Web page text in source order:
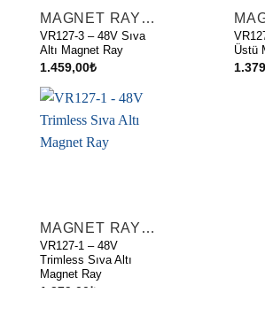
MAGNET RAYLAR
VR127-3 – 48V Sıva
Altı Magnet Ray
1.459,00₺
Üstü
MAGNET RAYLAR
VR127-1 – 48V
Trimless Sıva Altı
Magnet Ray
1.379,00 ₺